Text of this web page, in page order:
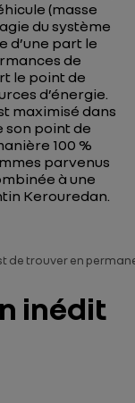
(masse
du système
d’une part le
de
le point de
d’énergie.
maximisé dans
son point de
100 %
parvenus
à une
Kerouredan.
de trouver en
inédit